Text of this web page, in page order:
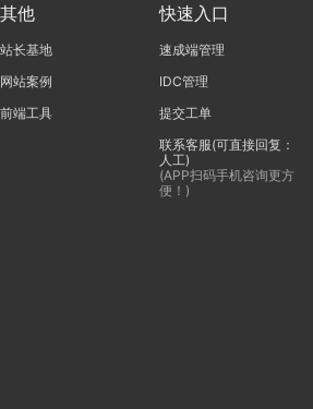
其他
站长基地
网站案例
前端工具
快速入口
速成端管理
IDC管理
提交工单
联系客服(可直接回复：
人工)
(APP扫码手机咨询更方
便！)